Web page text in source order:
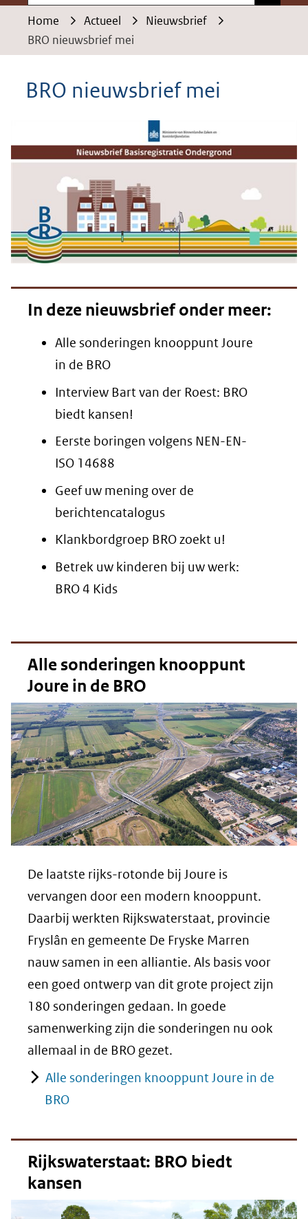
Home Actueel
Nieuwsbrief
BRO nieuwsbrief mei
BRO nieuwsbrief mei
In deze nieuwsbrief onder meer:
Alle sonderingen knooppunt Joure
in de BRO
Interview Bart van der Roest: BRO
biedt kansen!
Eerste boringen volgens NEN-EN-
ISO 14688
Geef uw mening over de
berichtencatalogus
Klankbordgroep BRO zoekt u!
Betrek uw kinderen bij uw werk:
BRO 4 Kids
Alle sonderingen knooppunt
Joure in de BRO
De laatste rijks-rotonde bij Joure is
vervangen door een modern knooppunt.
Daarbij werkten Rijkswaterstaat, provincie
Fryslân en gemeente De Fryske Marren
nauw samen in een alliantie. Als basis voor
een goed ontwerp van dit grote project zijn
180 sonderingen gedaan. In goede
samenwerking zijn die sonderingen nu ook
allemaal in de BRO gezet.
Alle sonderingen knooppunt Joure in de
BRO
Rijkswaterstaat: BRO biedt
kansen